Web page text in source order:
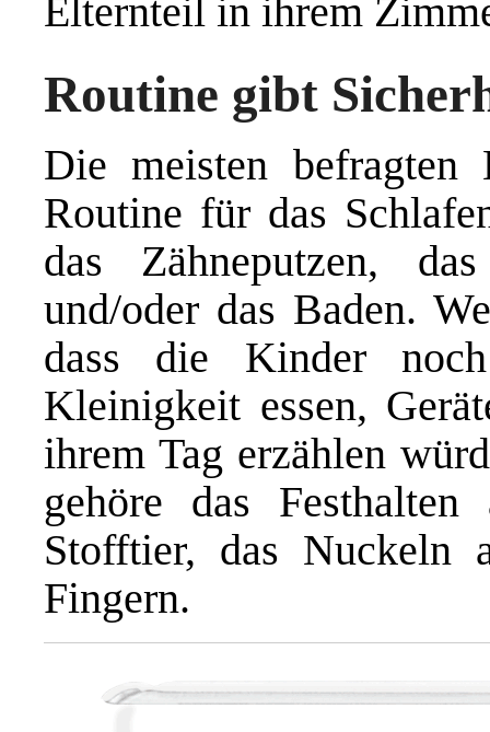
Elternteil in ihrem
Routine gibt
Die meisten befragten
Routine für das
das Zähneputzen,
und/oder das Baden.
dass die Kinder
Kleinigkeit essen,
ihrem Tag erzählen
gehöre das
Stofftier, das Nuckeln
Fingern.